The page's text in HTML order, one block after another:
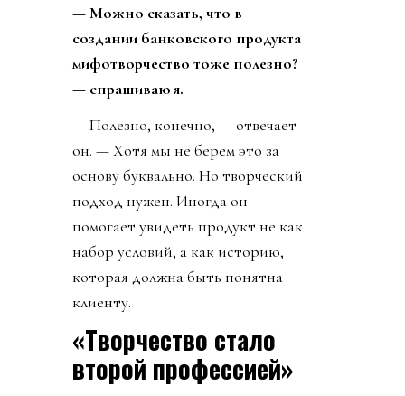
— Можно сказать, что в
создании банковского продукта
мифотворчество тоже полезно?
— спрашиваю я.
— Полезно, конечно, — отвечает
он. — Хотя мы не берем это за
основу буквально. Но творческий
подход нужен. Иногда он
помогает увидеть продукт не как
набор условий, а как историю,
которая должна быть понятна
клиенту.
«Творчество стало
второй профессией»